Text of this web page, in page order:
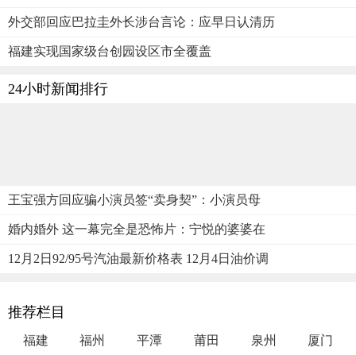
外交部回应巴拉圭外长涉台言论：应早日认清历
福建实现国家级台创园设区市全覆盖
24小时新闻排行
王宝强方回应骗小演员签“卖身契”：小演员母
婚内婚外 这一幕完全是恐怖片：宁悦的婆婆在
12月2日92/95号汽油最新价格表 12月4日油价调
推荐栏目
福建 福州 平潭 莆田 泉州 厦门